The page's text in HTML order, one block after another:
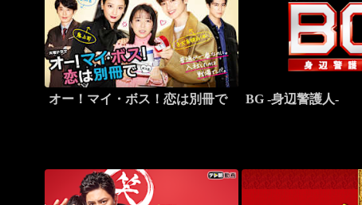
オー！マイ・ボス！恋は別冊で BG -身辺警護人-